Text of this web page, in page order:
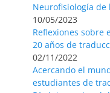
Neurofisiología
10/05/2023
Reflexiones sobre
20 años de
02/11/2022
Acercando el
estudiantes de